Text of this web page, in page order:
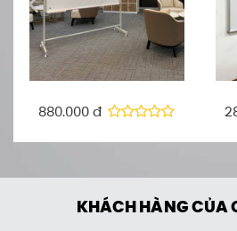
880.000 đ
KHÁCH HÀNG CỦA